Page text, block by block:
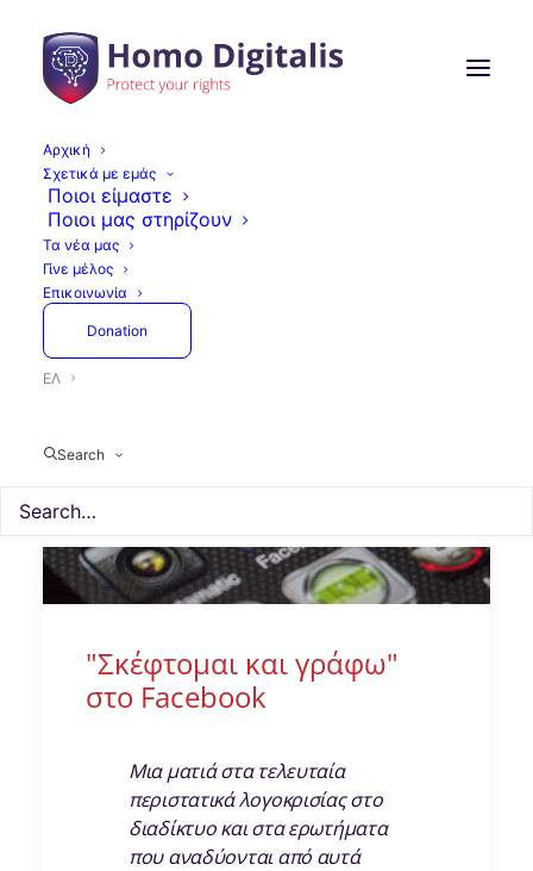
Αρχική
Σχετικά με εμάς
Ποιοι είμαστε
Ποιοι μας στηρίζουν
Τα νέα μας
Γίνε μέλος
Επικοινωνία
Donation
ΕΛ
Search
"Σκέφτομαι και γράφω"
στο Facebook
Μια ματιά στα τελευταία
περιστατικά λογοκρισίας στο
διαδίκτυο και στα ερωτήματα
που αναδύονται από αυτά